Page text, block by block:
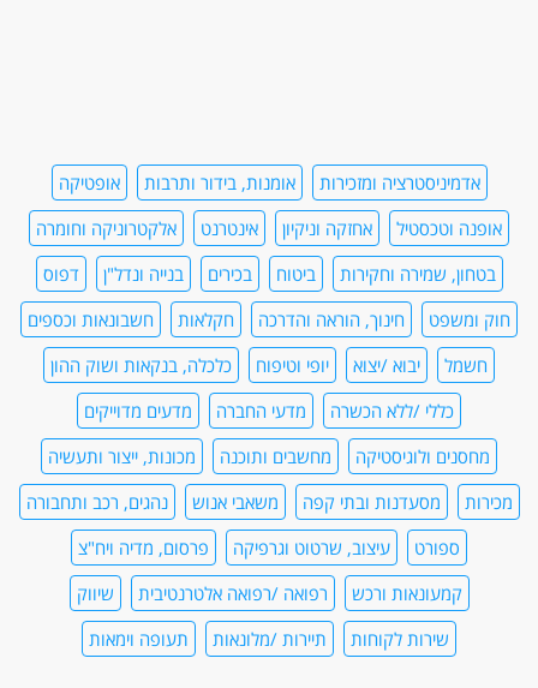
אדמיניסטרציה ומזכירות אומנות, בידור ותרבות
אופטיקה
אופנה וטכסטיל
אחזקה וניקיון אינטרנט
אלקטרוניקה וחומרה
בטחון, שמירה וחקירות
ביטוח בכירים בנייה ונדל"ן
דפוס
חוק ומשפט
חינוך, הוראה והדרכה חקלאות
חשבונאות וכספים
חשמל
יבוא /יצוא יופי וטיפוח
כלכלה, בנקאות ושוק ההון
כללי /ללא הכשרה
מדעי החברה
מדעים מדוייקים
מחסנים ולוגיסטיקה
מחשבים ותוכנה
מכונות, ייצור ותעשיה
מכירות
מסעדנות ובתי קפה משאבי אנוש
נהגים, רכב ותחבורה
ספורט
עיצוב, שרטוט וגרפיקה
פרסום, מדיה ויח"צ
קמעונאות ורכש
רפואה /רפואה אלטרנטיבית
שיווק
שירות לקוחות
תיירות /מלונאות תעופה וימאות